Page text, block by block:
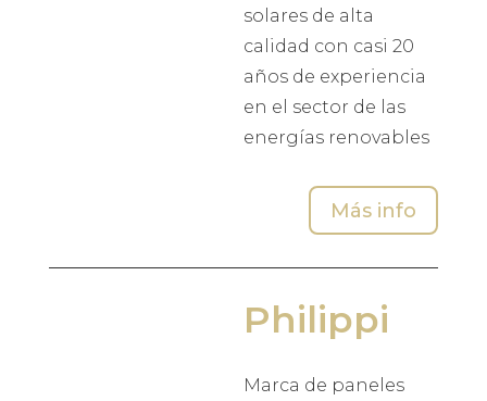
solares de alta
calidad con casi 20
años de experiencia
en el sector de las
energías renovables
Más info
Philippi
Marca de paneles